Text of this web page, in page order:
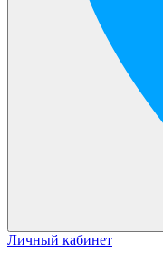
Личный кабинет